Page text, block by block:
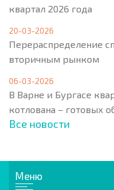
квартал 2026 года
20-03-2026
Перераспределение
вторичным рынком
06-03-2026
В Варне и Бургасе
котлована – готовых
Все новости
Меню